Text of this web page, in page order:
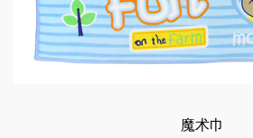
魔术巾